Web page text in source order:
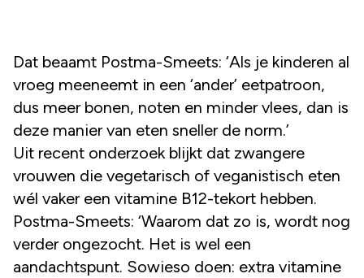
Dat beaamt Postma-Smeets: ‘Als je kinderen al
vroeg meeneemt in een ‘ander’ eetpatroon,
dus meer bonen, noten en minder vlees, dan is
deze manier van eten sneller de norm.’
Uit recent onderzoek blijkt dat zwangere
vrouwen die vegetarisch of veganistisch eten
wél vaker een vitamine B12-tekort hebben.
Postma-Smeets: ‘Waarom dat zo is, wordt nog
verder ongezocht. Het is wel een
aandachtspunt. Sowieso doen: extra vitamine